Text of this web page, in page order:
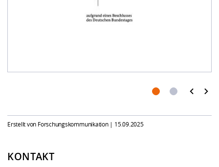
Erstellt von Forschungskommunikation | 15.09.2025
KONTAKT